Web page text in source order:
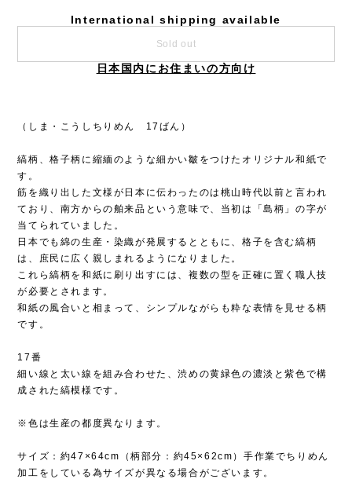
International shipping available
Sold out
日本国内にお住まいの方向け
（しま・こうしちりめん 17ばん）
縞柄、格子柄に縮緬のような細かい皺をつけたオリジナル和紙で
す。
筋を織り出した文様が日本に伝わったのは桃山時代以前と言われ
ており、南方からの舶来品という意味で、当初は「島柄」の字が
当てられていました。
日本でも綿の生産・染織が発展するとともに、格子を含む縞柄
は、庶民に広く親しまれるようになりました。
これら縞柄を和紙に刷り出すには、複数の型を正確に置く職人技
が必要とされます。
和紙の風合いと相まって、シンプルながらも粋な表情を見せる柄
です。
17番
細い線と太い線を組み合わせた、渋めの黄緑色の濃淡と紫色で構
成された縞模様です。
※色は生産の都度異なります。
サイズ：約47×64cm（柄部分：約45×62cm）手作業でちりめん
加工をしている為サイズが異なる場合がございます。